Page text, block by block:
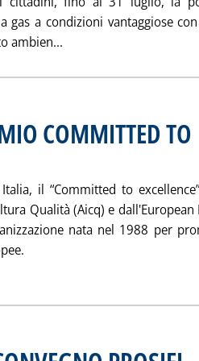
gas a condizioni vantaggiose
ambien... Leggi tutta la notizia:
COMMITTED TO
il “Committed to
Qualità (Aicq) e
nata nel 1988 per